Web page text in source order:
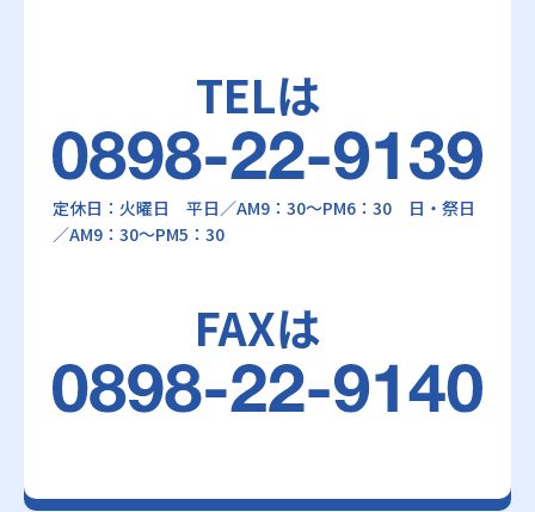
TELは
定休日：火曜日 平日／AM9：30～PM6：30 日・祭日
／AM9：30～PM5：30
FAXは